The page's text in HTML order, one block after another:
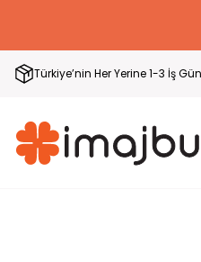
Türkiye’nin Her Yerine 1-3 İş